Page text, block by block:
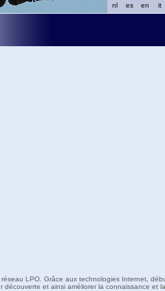
it
en
es
nl
LPO. Grâce aux technologies Internet,
découverte et ainsi améliorer la connaissance et